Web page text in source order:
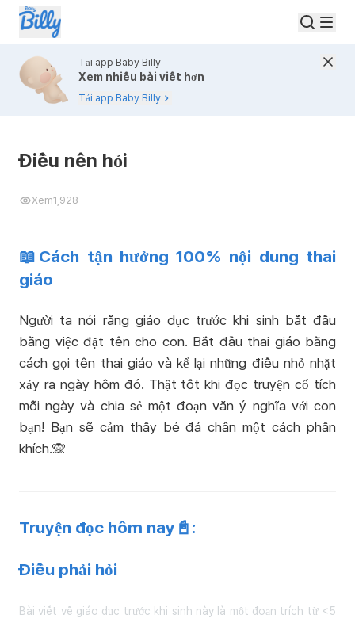
Tại app Baby Billy
Xem nhiều bài viết hơn
Tải app Baby Billy
Điều nên hỏi
Xem1,928
📖Cách tận hưởng 100% nội dung thai
giáo
Người ta nói rằng giáo dục trước khi sinh bắt đầu
bằng việc đặt tên cho con. Bắt đầu thai giáo bằng
cách gọi tên thai giáo và kể lại những điều nhỏ nhặt
xảy ra ngày hôm đó. Thật tốt khi đọc truyện cổ tích
mỗi ngày và chia sẻ một đoạn văn ý nghĩa với con
bạn! Bạn sẽ cảm thấy bé đá chân một cách phấn
khích.🙊
Truyện đọc hôm nay📓:
Điều phải hỏi
Bài viết về giáo dục trước khi sinh này là một đoạn trích từ <5